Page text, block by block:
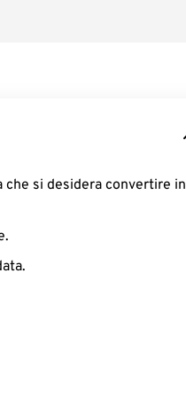
che si desidera convertire in